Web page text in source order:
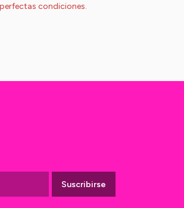
condiciones.
Suscribirse